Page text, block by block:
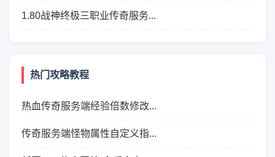
1.80战神终极三职业传奇服务...
热门攻略教程
热血传奇服务端经验倍数修改...
传奇服务端怪物属性自定义指...